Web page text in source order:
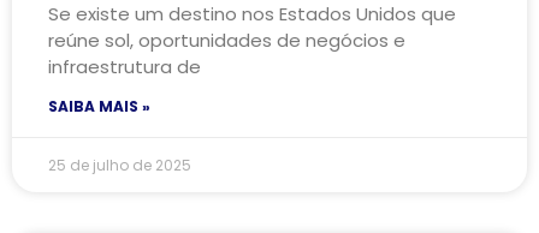
Se existe um destino nos Estados Unidos que
reúne sol, oportunidades de negócios e
infraestrutura de
SAIBA MAIS »
25 de julho de 2025